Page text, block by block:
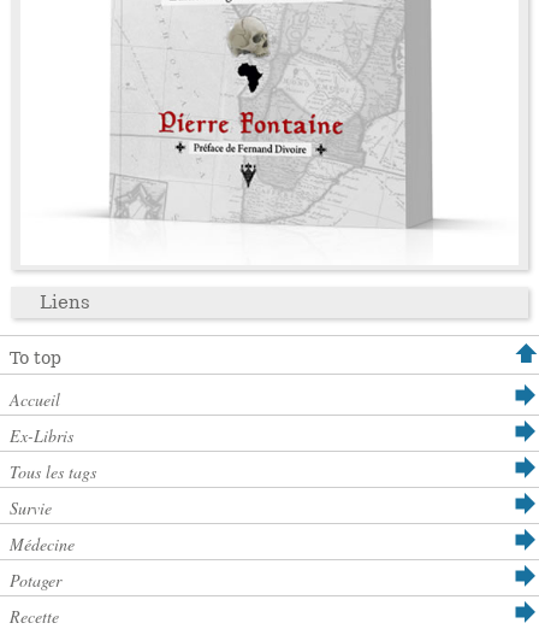
Liens
To top
Accueil
Ex-Libris
Tous les tags
Survie
Médecine
Potager
Recette